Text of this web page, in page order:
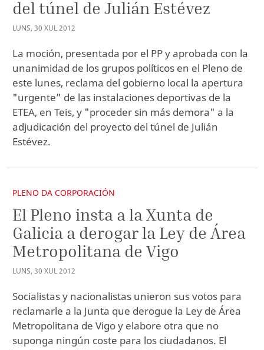
del túnel de Julián Estévez
LUNS, 30 XUL2012
La moción, presentada por el PP y aprobada con la
unanimidad de los grupos políticos en el Pleno de
este lunes, reclama del gobierno local la apertura
"urgente" de las instalaciones deportivas de la
ETEA, en Teis, y "proceder sin más demora" a la
adjudicación del proyecto del túnel de Julián
Estévez.
PLENO DA CORPORACIÓN
El Pleno insta a la Xunta de
Galicia a derogar la Ley de Área
Metropolitana de Vigo
LUNS, 30 XUL2012
Socialistas y nacionalistas unieron sus votos para
reclamarle a la Junta que derogue la Ley de Área
Metropolitana de Vigo y elabore otra que no
suponga ningún coste para los ciudadanos. El